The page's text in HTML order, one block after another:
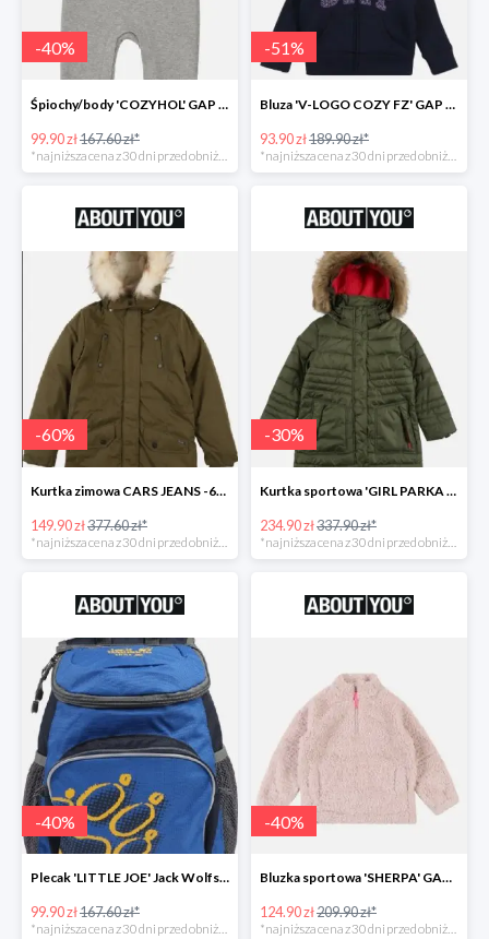
-40%
Śpiochy/body 'COZYHOL' GAP - 40%
99.90 zł167.60 zł*
-51%
Bluza 'V-LOGO COZY FZ' GAP -51%
93.90 zł189.90 zł*
-60%
Kurtka zimowa CARS JEANS -60%
149.90 zł377.60 zł*
*najniższa cena z 30 dni przed obniżką
-30%
Kurtka sportowa 'GIRL PARKA SNAPS HOOD' CMP -30%
234.90 zł337.90 zł*
*najniższa cena z 30 dni przed obniżką
-40%
Plecak 'LITTLE JOE' Jack Wolfskin -40%
99.90 zł167.60 zł*
*najniższa cena z 30 dni przed obniżką
-40%
Bluzka sportowa 'SHERPA' GAP -40%
124.90 zł209.90 zł*
*najniższa cena z 30 dni przed obniżką